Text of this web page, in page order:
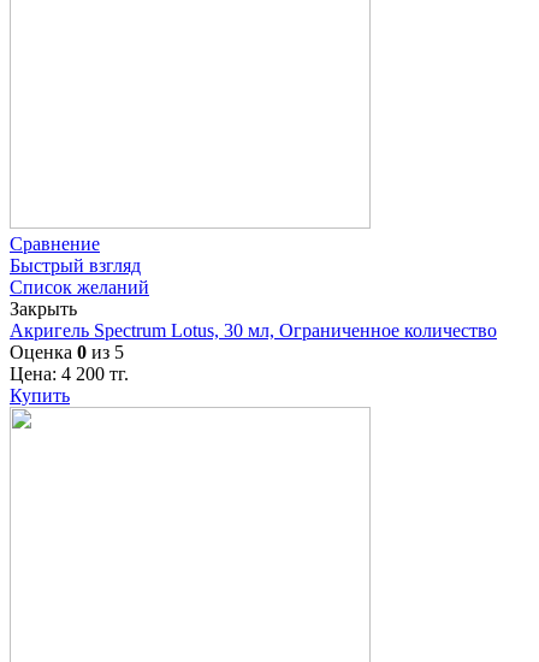
Сравнение
Быстрый взгляд
Список желаний
Закрыть
Акригель Spectrum Lotus, 30 мл, Ограниченное количество
Оценка 0 из 5
Цена: 4 200 тг.
Купить